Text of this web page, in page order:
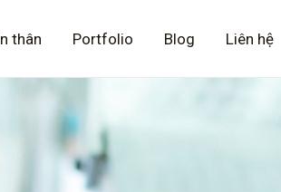
thân Portfolio Blog Liên hệ